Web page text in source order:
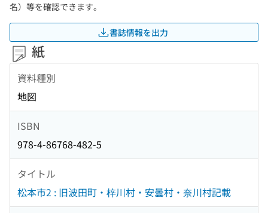
名）等を確認できます。
書誌情報を出力
紙
資料種別
地図
ISBN
978-4-86768-482-5
タイトル
松本市2 : 旧波田町・梓川村・安曇村・奈川村記載